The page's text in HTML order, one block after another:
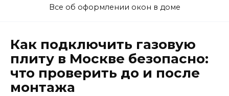
Все об оформлении окон в доме
Как подключить газовую
плиту в Москве безопасно:
что проверить до и после
монтажа